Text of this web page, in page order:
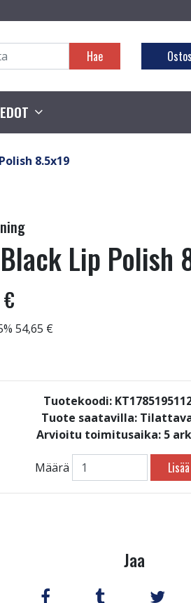
Hae
8.5x19
Black Lip Polish
54,65 €
Tuotekoodi:
Tuote saatavilla:
Arvioitu toimitusaika: 5
Määrä
Jaa